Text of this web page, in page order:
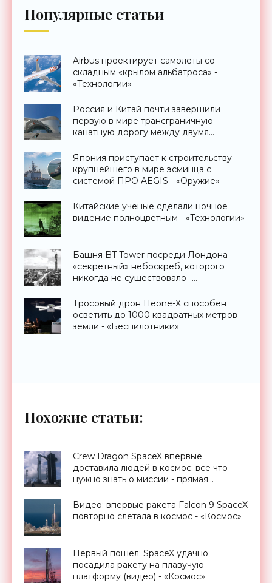
Популярные статьи
Airbus проектирует самолеты со
складным «крылом альбатроса» -
«Технологии»
Россия и Китай почти завершили
первую в мире трансграничную
канатную дорогу между двумя
Япония приступает к строительству
крупнейшего в мире эсминца с
системой ПРО AEGIS - «Оружие»
Китайские ученые сделали ночное
видение полноцветным - «Технологии»
Башня BT Tower посреди Лондона —
«секретный» небоскреб, которого
никогда не существовало -
Тросовый дрон Heone-X способен
осветить до 1000 квадратных метров
земли - «Беспилотники»
Похожие статьи:
Crew Dragon SpaceX впервые
доставила людей в космос: все что
нужно знать о миссии - прямая
Видео: впервые ракета Falcon 9 SpaceX
повторно слетала в космос - «Космос»
Первый пошел: SpaceX удачно
посадила ракету на плавучую
платформу (видео) - «Космос»